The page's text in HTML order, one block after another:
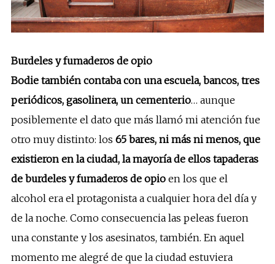
Burdeles y fumaderos de opio
Bodie también contaba con una escuela, bancos, tres
periódicos, gasolinera, un cementerio… aunque
posiblemente el dato que más llamó mi atención fue
otro muy distinto: los 65 bares, ni más ni menos, que
existieron en la ciudad, la mayoría de ellos tapaderas
de burdeles y fumaderos de opioen los que el
alcohol era el protagonista a cualquier hora del día y
de la noche. Como consecuencia las peleas fueron
una constante y los asesinatos, también. En aquel
momento me alegré de que la ciudad estuviera